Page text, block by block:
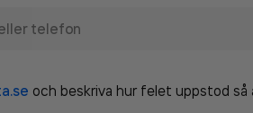
och beskriva hur felet uppstod